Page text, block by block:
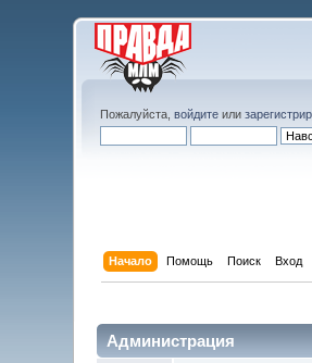
Пожалуйста,войдите или
Начало Помощь Поиск Вход
Администрация